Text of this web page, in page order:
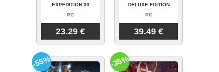
EXPEDITION 33
PC
23.29 €
DELUXE EDITION
PC
39.49 €
-55% -35%